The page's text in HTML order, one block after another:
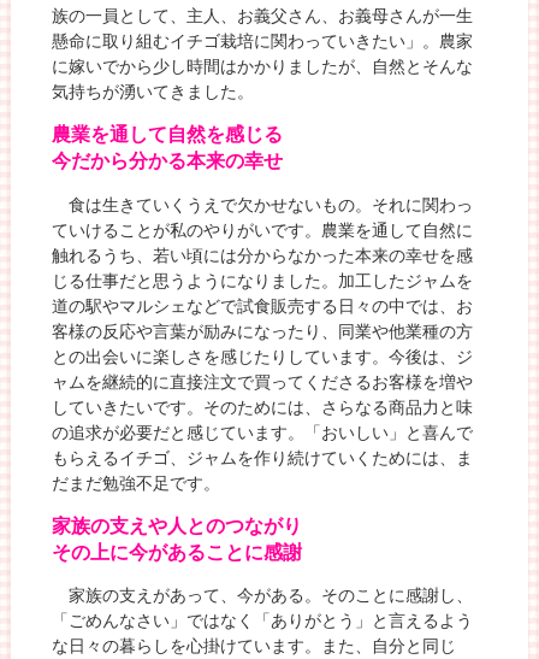
族の一員として、主人、お義父さん、お義母さんが一生
懸命に取り組むイチゴ栽培に関わっていきたい」。農家
に嫁いでから少し時間はかかりましたが、自然とそんな
気持ちが湧いてきました。
農業を通して自然を感じる
今だから分かる本来の幸せ
食は生きていくうえで欠かせないもの。それに関わっ
ていけることが私のやりがいです。農業を通して自然に
触れるうち、若い頃には分からなかった本来の幸せを感
じる仕事だと思うようになりました。加工したジャムを
道の駅やマルシェなどで試食販売する日々の中では、お
客様の反応や言葉が励みになったり、同業や他業種の方
との出会いに楽しさを感じたりしています。今後は、ジ
ャムを継続的に直接注文で買ってくださるお客様を増や
していきたいです。そのためには、さらなる商品力と味
の追求が必要だと感じています。「おいしい」と喜んで
もらえるイチゴ、ジャムを作り続けていくためには、ま
だまだ勉強不足です。
家族の支えや人とのつながり
その上に今があることに感謝
家族の支えがあって、今がある。そのことに感謝し、
「ごめんなさい」ではなく「ありがとう」と言えるよう
な日々の暮らしを心掛けています。また、自分と同じ